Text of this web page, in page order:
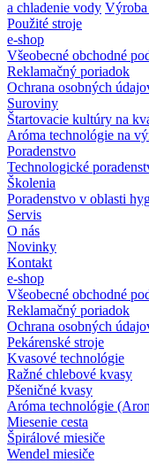
a chladenie vody Výroba
Použité stroje
e-shop
Všeobecné obchodné
Reklamačný poriadok
Ochrana osobných
Suroviny
Štartovacie kultúry na
Aróma technológie na
Poradenstvo
Technologické
Školenia
Poradenstvo v oblasti
Servis
O nás
Novinky
Kontakt
e-shop
Všeobecné obchodné
Reklamačný poriadok
Ochrana osobných
Pekárenské stroje
Kvasové technológie
Ražné chlebové kvasy
Pšeničné kvasy
Aróma technológie
Miesenie cesta
Špirálové miesiče
Wendel miesiče